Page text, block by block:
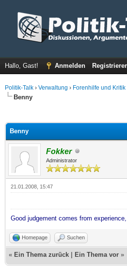
Hallo, Gast! Anmelden
Politik-Talk › Verwaltung › Forenhilfe und Kritik
Benny
Benny
Fokker
Administrator
21.01.2008, 15:47
Good judgement comes from
Homepage Suchen
« Ein Thema zurück Ein Thema vor »